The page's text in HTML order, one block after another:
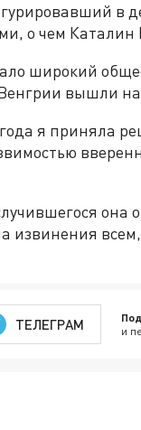
в
о чем Каталин
широкий
вышли
я приняла
она
извинения
ТЕЛЕГРАМ и